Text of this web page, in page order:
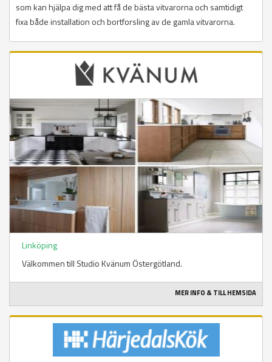
som kan hjälpa dig med att få de bästa vitvarorna och samtidigt
fixa både installation och bortforsling av de gamla vitvarorna.
Linköping
Välkommen till Studio Kvänum Östergötland.
MER INFO & TILL HEMSIDA